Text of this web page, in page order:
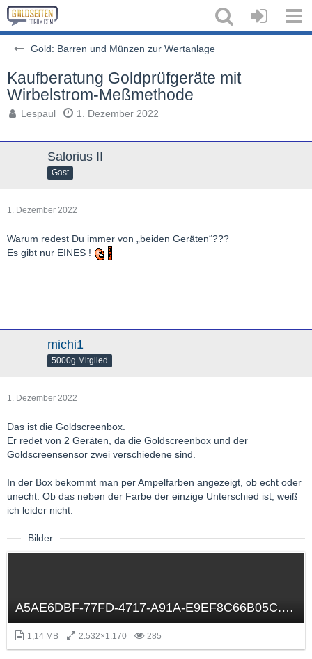
Gold: Barren und Münzen zur Wertanlage
Kaufberatung Goldprüfgeräte mit
Wirbelstrom-Meßmethode
Lespaul 1. Dezember 2022
Salorius II
Gast
1. Dezember 2022
Warum redest Du immer von „beiden Geräten“???
Es gibt nur EINES !
michi1
5000g Mitglied
1. Dezember 2022
Das ist die Goldscreenbox.
Er redet von 2 Geräten, da die Goldscreenbox und der
Goldscreensensor zwei verschiedene sind.
In der Box bekommt man per Ampelfarben angezeigt, ob echt oder
unecht. Ob das neben der Farbe der einzige Unterschied ist, weiß
ich leider nicht.
Bilder
A5AE6DBF-77FD-4717-A91A-E9EF8C66B05C.png
1,14 MB 2.532×1.170 285